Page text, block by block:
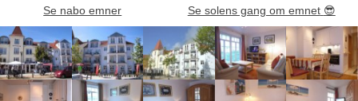
Se nabo emner Se solens gang om emnet 😎